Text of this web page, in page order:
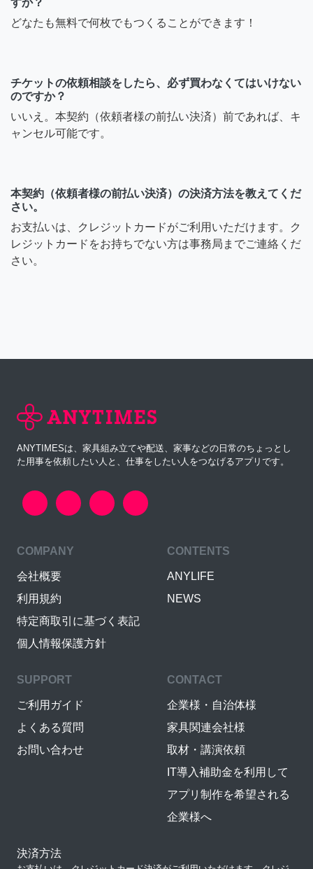
どなたも無料で何枚でもつくることができます！
チケットの依頼相談をしたら、必ず買わなくてはいけない
のですか？
いいえ。本契約（依頼者様の前払い決済）前であれば、キ
ャンセル可能です。
本契約（依頼者様の前払い決済）の決済方法を教えてくだ
さい。
お支払いは、クレジットカードがご利用いただけます。ク
レジットカードをお持ちでない方は事務局までご連絡くだ
さい。
ANYTIMESは、家具組み立てや配送、家事などの日常のちょっとし
た用事を依頼したい人と、仕事をしたい人をつなげるアプリです。
COMPANY
会社概要
利用規約
特定商取引に基づく表記
個人情報保護方針
CONTENTS
ANYLIFE
NEWS
SUPPORT
ご利用ガイド
よくある質問
お問い合わせ
CONTACT
企業様・自治体様
家具関連会社様
取材・講演依頼
IT導入補助金を利用して
アプリ制作を希望される
企業様へ
決済方法